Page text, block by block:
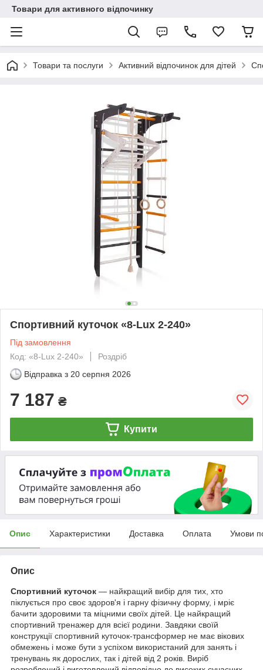
Товари для активного відпочинку
Товари та послуги Активний відпочинок для дітей
Спортивний куточок «8-Lux 2-240»
Під замовлення
Код: «8-Lux 2-240»
Роздріб
Відправка з 20 серпня 2026
7 187 ₴
Купити
Опис Характеристики Доставка Оплата Умови
Опис
Спортивний куточок — найкращий вибір для тих, хто
піклується про своє здоров'я і гарну фізичну форму, і мріє
бачити здоровими та міцними своїх дітей. Це найкращий
спортивний тренажер для всієї родини. Завдяки своїй
конструкції спортивний куточок-трансформер не має вікових
обмежень і може бути з успіхом використаний для занять і
тренувань як дорослих, так і дітей від 2 років. Виріб